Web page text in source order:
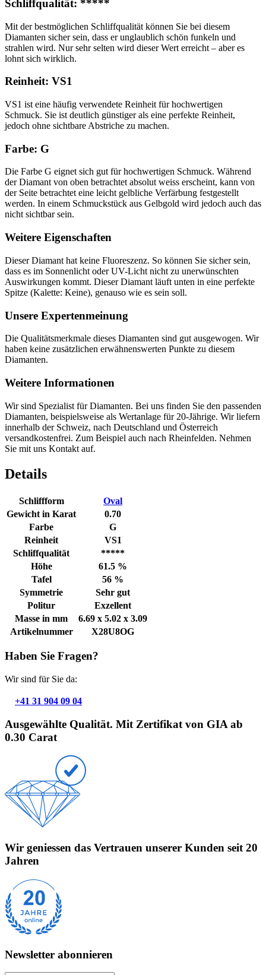
Schliffqualität: *****
Mit der bestmöglichen Schliffqualität können Sie bei diesem
Diamanten sicher sein, dass er unglaublich schön funkeln und
strahlen wird. Nur sehr selten wird dieser Wert erreicht – aber es
lohnt sich wirklich.
Reinheit: VS1
VS1 ist eine häufig verwendete Reinheit für hochwertigen
Schmuck. Sie ist deutlich günstiger als eine perfekte Reinheit,
jedoch ohne sichtbare Abstriche zu machen.
Farbe: G
Die Farbe G eignet sich gut für hochwertigen Schmuck. Während
der Diamant von oben betrachtet absolut weiss erscheint, kann von
der Seite betrachtet eine leicht gelbliche Verfärbung festgestellt
werden. In einem Schmuckstück aus Gelbgold wird jedoch auch das
nicht sichtbar sein.
Weitere Eigenschaften
Dieser Diamant hat keine Fluoreszenz. So können Sie sicher sein,
dass es im Sonnenlicht oder UV-Licht nicht zu unerwünschten
Auswirkungen kommt. Dieser Diamant läuft unten in eine perfekte
Spitze (Kalette: Keine), genauso wie es sein soll.
Unsere Expertenmeinung
Die Qualitätsmerkmale dieses Diamanten sind gut ausgewogen. Wir
haben keine zusätzlichen erwähnenswerten Punkte zu diesem
Diamanten.
Weitere Informationen
Wir sind Spezialist für Diamanten. Bei uns finden Sie den passenden
Diamanten, beispielsweise als Wertanlage für 20-Jährige. Wir liefern
innerhalb der Schweiz, nach Deutschland und Österreich
versandkostenfrei. Zum Beispiel auch nach Rheinfelden. Nehmen
Sie mit uns Kontakt auf.
Details
Schliffform
Oval
Gewicht in Karat
0.70
Farbe
G
Reinheit
VS1
Schliffqualität
*****
Höhe
61.5 %
Tafel
56 %
Symmetrie
Sehr gut
Politur
Exzellent
Masse in mm
6.69 x 5.02 x 3.09
Artikelnummer
X28U8OG
Haben Sie Fragen?
Wir sind für Sie da:
+41 31 904 09 04
Ausgewählte Qualität. Mit Zertifikat von GIA ab
0.30 Carat
Wir geniessen das Vertrauen unserer Kunden seit 20
Jahren
Newsletter abonnieren